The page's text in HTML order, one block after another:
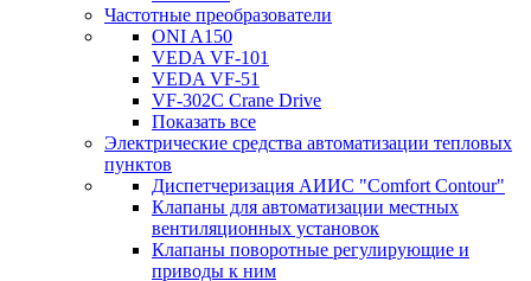
Частотные преобразователи
ONI A150
VEDA VF-101
VEDA VF-51
VF-302C Crane Drive
Показать все
Электрические средства автоматизации тепловых
пунктов
Диспетчеризация АИИС "Comfort Contour"
Клапаны для автоматизации местных
вентиляционных установок
Клапаны поворотные регулирующие и
приводы к ним